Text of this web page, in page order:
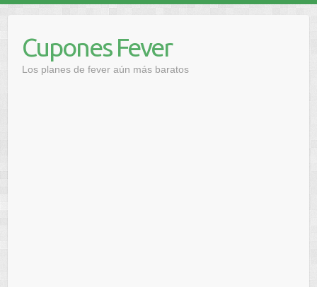
contenidoCupones Fever
Los planes de fever aún más baratos